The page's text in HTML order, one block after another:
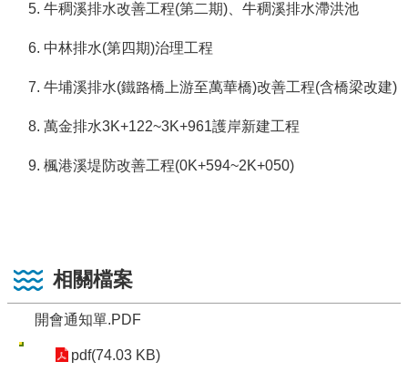
牛稠溪排水改善工程(第二期)、牛稠溪排水滯洪池
中林排水(第四期)治理工程
牛埔溪排水(鐵路橋上游至萬華橋)改善工程(含橋梁改建)
萬金排水3K+122~3K+961護岸新建工程
楓港溪堤防改善工程(0K+594~2K+050)
相關檔案
開會通知單.PDF
pdf(74.03 KB)